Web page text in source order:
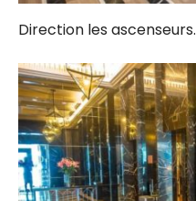
Direction les ascenseurs.